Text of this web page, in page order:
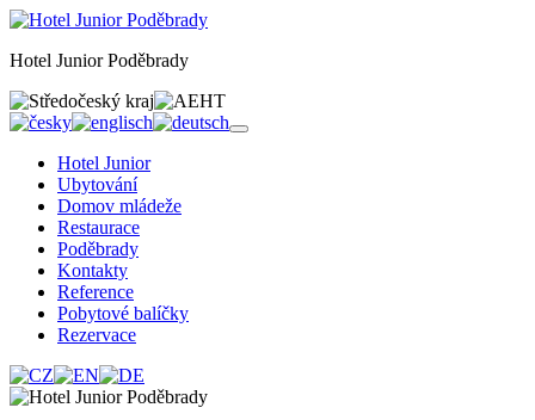
Hotel Junior Poděbrady
Hotel Junior
Ubytování
Domov mládeže
Restaurace
Poděbrady
Kontakty
Reference
Pobytové balíčky
Rezervace